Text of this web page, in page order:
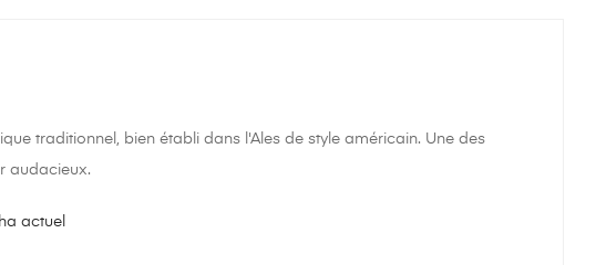
traditionnel, bien établi dans l'Ales de style américain. Une des
audacieux.
actuel